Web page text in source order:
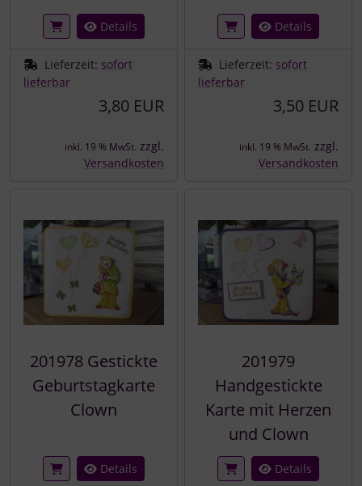
Details
Lieferzeit: sofort
lieferbar
3,80 EUR
inkl. 19 % MwSt. zzgl.
Versandkosten
Details
Lieferzeit: sofort
lieferbar
3,50 EUR
inkl. 19 % MwSt. zzgl.
Versandkosten
201978 Gestickte
Geburtstagkarte
Clown
Details
201979
Handgestickte
Karte mit Herzen
und Clown
Details